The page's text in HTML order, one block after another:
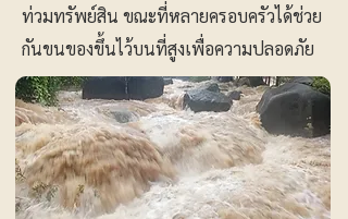
ท่วมทรัพย์สิน ขณะที่หลายครอบครัวได้ช่วย
กันขนของขึ้นไว้บนที่สูงเพื่อความปลอดภัย